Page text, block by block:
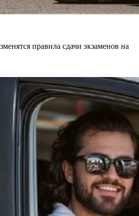
правила сдачи экзаменов на